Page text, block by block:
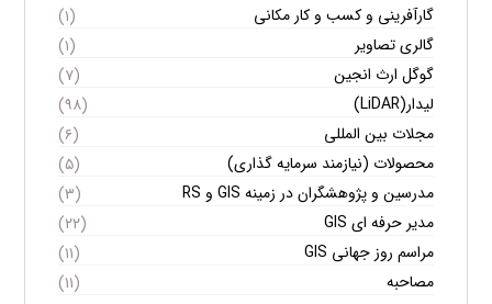
گارآفرینی و کسب و کار مکانی
(۱)
گالری تصاویر
(۱)
گوگل ارث انجین
(۷)
لیدار(LiDAR)
(۹۸)
مجلات بین المللی
(۶)
محصولات (نیازمند سرمایه گذاری)
(۵)
مدرسین و پژوهشگران در زمینه GIS و RS
(۳)
مدیر حرفه ای GIS
(۲۲)
مراسم روز جهانی GIS
(۱۱)
مصاحبه
(۱۱)